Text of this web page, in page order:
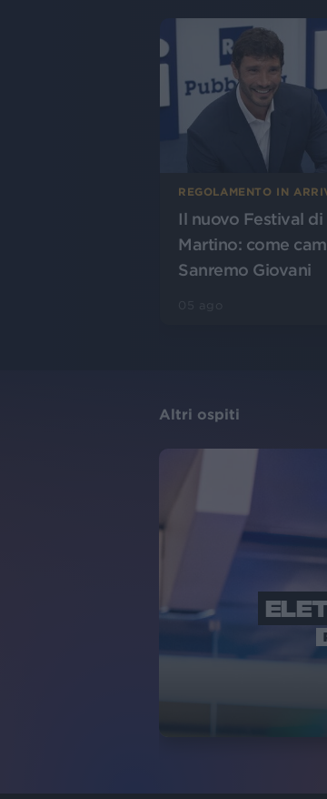
REGOLAMENTO IN
Il nuovo Festival
Martino: come
Sanremo Giovani
Altri ospiti